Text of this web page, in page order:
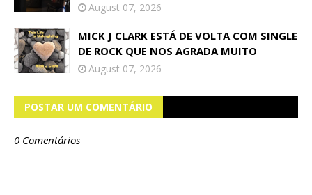
August 07, 2026
MICK J CLARK ESTÁ DE VOLTA COM SINGLE
DE ROCK QUE NOS AGRADA MUITO
August 07, 2026
POSTAR UM COMENTÁRIO
0 Comentários